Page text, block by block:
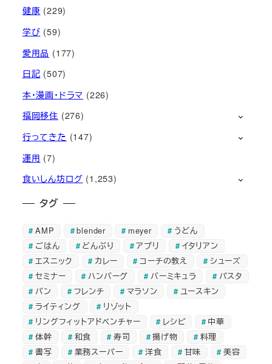
健康 (229)
学び (59)
愛用品 (177)
日記 (507)
本・漫画・ドラマ (226)
福岡移住 (276)
行ってきた (147)
運用 (7)
食いしん坊ログ (1,253)
タグ
AMP blender meyer
うどん
ごはん
どんぶり アプリ
イタリアン
エスニック
カレー コーチの教え
シューズ
セミナー
ハンバーグ バーミキュラ
パスタ
パン
フレンチ マラソン
ユースキン
ライティング
リゾット
リングフィットアドベンチャー
レシピ
中華
体幹
和食 寿司 揚げ物
料理
書写
業務スーパー 洋食 甘味
美容